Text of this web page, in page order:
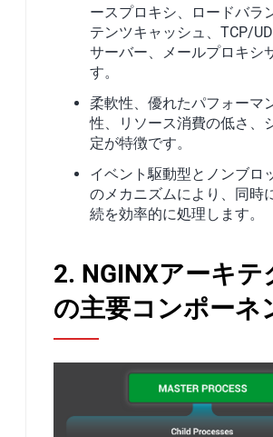
ースプロキシ、ロードバラ
テンツキャッシュ、TCP/
サーバー、メールプロキシ
す。
柔軟性、優れたパフォーマ
性、リソース消費の低さ、
定が特徴です。
イベント駆動型とノンブロ
のメカニズムにより、同時
続を効率的に処理します。
2. NGINXアーキテ
の主要コンポーネ